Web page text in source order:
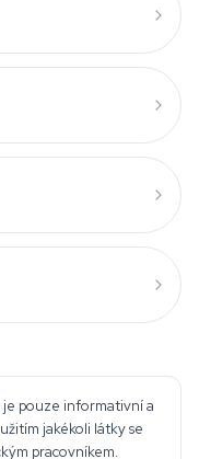
je pouze informativní a
jakékoli látky se
pracovníkem.